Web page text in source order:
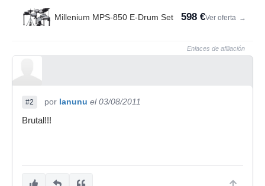
Millenium MPS-850 E-Drum Set 598 €Ver oferta →
Enlaces de afiliación
#2 por lanunu el 03/08/2011
Brutal!!!